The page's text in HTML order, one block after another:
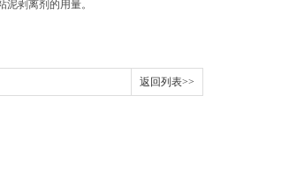
剥离剂的用量。
返回列表>>